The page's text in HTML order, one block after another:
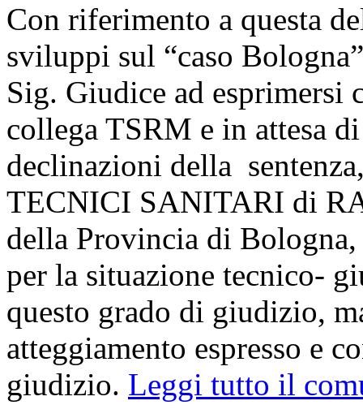
Con riferimento a questa
sviluppi sul “caso
Sig. Giudice ad
collega TSRM e in attesa
declinazioni della
TECNICI SANITARI di
della Provincia di
per la situazione tecnico-
questo grado di giudizio,
atteggiamento espresso e
giudizio. Leggi tutto il